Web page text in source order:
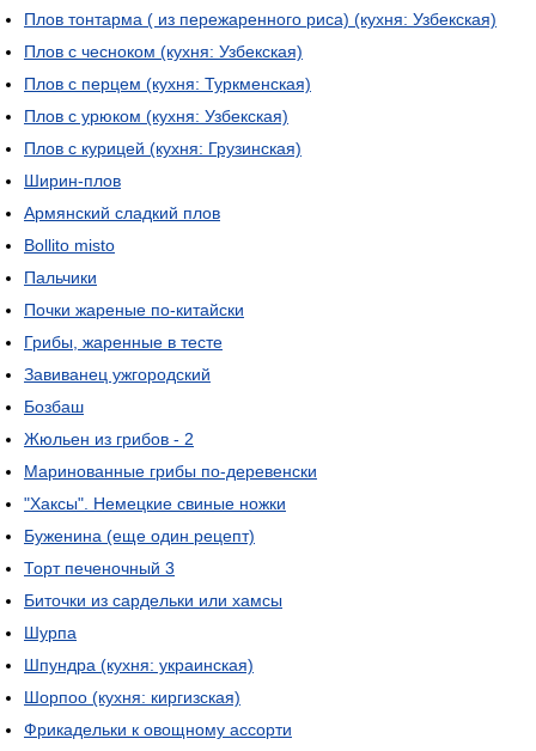
Плов тонтарма ( из пережаренного риса) (кухня: Узбекская)
Плов с чесноком (кухня: Узбекская)
Плов с перцем (кухня: Туркменская)
Плов с урюком (кухня: Узбекская)
Плов с курицей (кухня: Грузинская)
Ширин-плов
Армянский сладкий плов
Bollito misto
Пальчики
Почки жареные по-китайски
Грибы, жаренные в тесте
Завиванец ужгородский
Бозбаш
Жюльен из грибов - 2
Маринованные грибы по-деревенски
"Хаксы". Немецкие свиные ножки
Буженина (еще один рецепт)
Торт печеночный 3
Биточки из сардельки или хамсы
Шурпа
Шпундра (кухня: украинская)
Шорпоо (кухня: киргизская)
Фрикадельки к овощному ассорти